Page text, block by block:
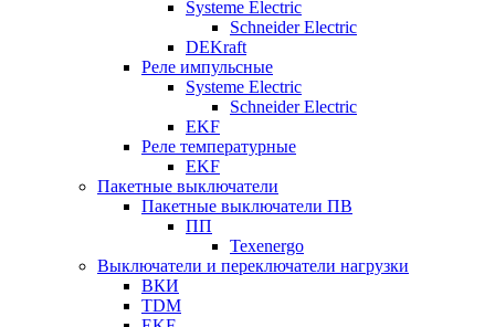
Systeme Electric
Schneider Electric
DEKraft
Реле импульсные
Systeme Electric
Schneider Electric
EKF
Реле температурные
EKF
Пакетные выключатели
Пакетные выключатели ПВ
ПП
Texenergo
Выключатели и переключатели нагрузки
ВКИ
TDM